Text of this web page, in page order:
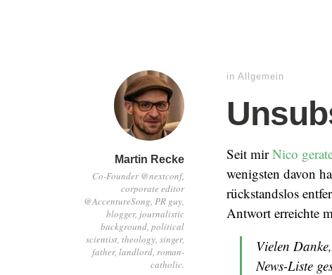
Martin Recke
Co-Founder @nextconf,
corporate editor
@AccentureSong, PR guy,
blogger, journalistic
background, political
scientist, theology, singer,
father, landlord, roman-
catholic.
in Allgemein
Seit mirNico
wenigsten davon
rückstandslos
Antwort erreichte
Vielen
News-Liste